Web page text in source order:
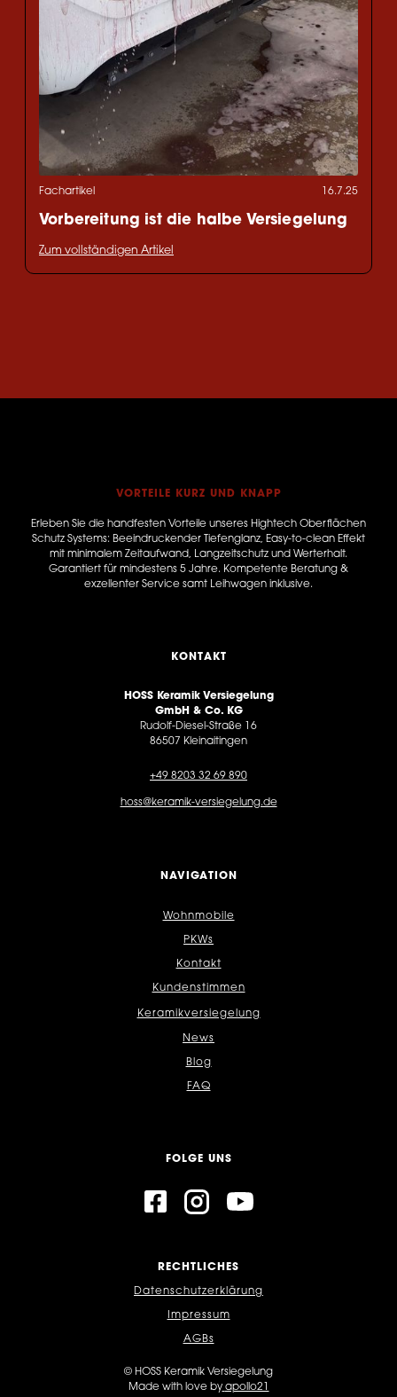
Fachartikel 16.7.25
Vorbereitung ist die halbe Versiegelung
Zum vollständigen Artikel
VORTEILE KURZ UND KNAPP
Erleben Sie die handfesten Vorteile unseres Hightech Oberflächen
Schutz Systems: Beeindruckender Tiefenglanz, Easy-to-clean Effekt
mit minimalem Zeitaufwand, Langzeitschutz und Werterhalt.
Garantiert für mindestens 5 Jahre. Kompetente Beratung &
exzellenter Service samt Leihwagen inklusive.
KONTAKT
HOSS Keramik Versiegelung
GmbH & Co. KG
Rudolf-Diesel-Straße 16
86507 Kleinaitingen
+49 8203 32 69 890
hoss@keramik-versiegelung.de
NAVIGATION
Wohnmobile
PKWs
Kontakt
Kundenstimmen
Keramikversiegelung
News
Blog
FAQ
FOLGE UNS
RECHTLICHES
Datenschutzerklärung
Impressum
AGBs
© HOSS Keramik Versiegelung
Made with love by apollo21